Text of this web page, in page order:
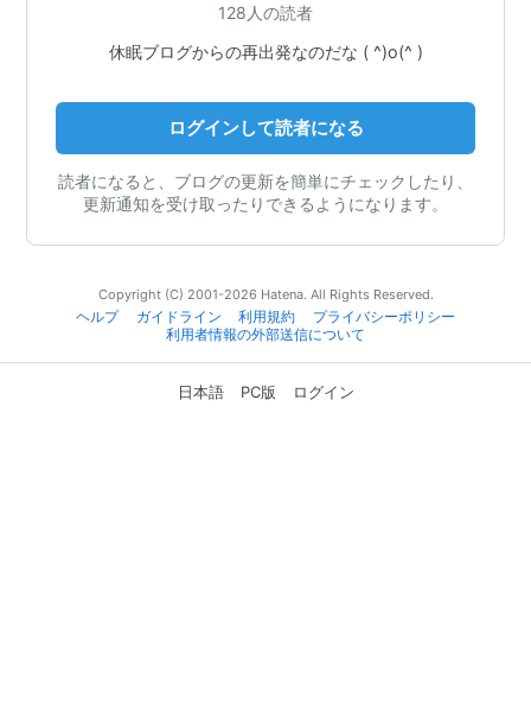
128人の読者
休眠ブログからの再出発なのだな ( ^)o(^ )
ログインして読者になる
読者になると、ブログの更新を簡単にチェックしたり、
更新通知を受け取ったりできるようになります。
Copyright (C) 2001-2026 Hatena. All Rights Reserved.
ヘルプ
ガイドライン 利用規約
プライバシーポリシー
利用者情報の外部送信について
日本語 PC版 ログイン